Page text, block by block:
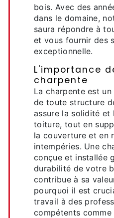
bois. Avec des
dans le domaine,
saura répondre à
et vous fournir des
exceptionnelle.
L'importance
charpente
La charpente est
de toute structure
assure la solidité et
toiture, tout en
la couverture et en
intempéries. Une
conçue et installée
durabilité de votre
contribue à sa
pourquoi il est
travail à des
compétents